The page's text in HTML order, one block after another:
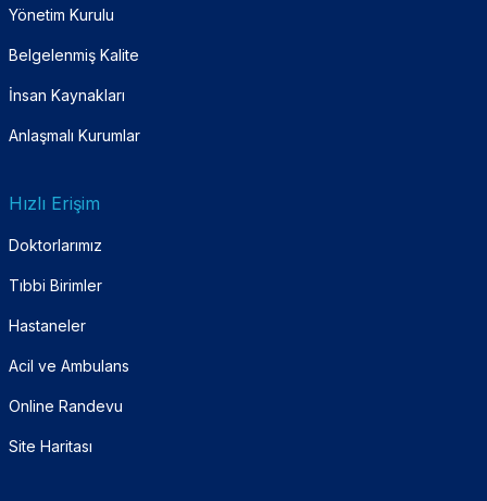
Yönetim Kurulu
Belgelenmiş Kalite
İnsan Kaynakları
Anlaşmalı Kurumlar
Hızlı Erişim
Doktorlarımız
Tıbbi Birimler
Hastaneler
Acil ve Ambulans
Online Randevu
Site Haritası